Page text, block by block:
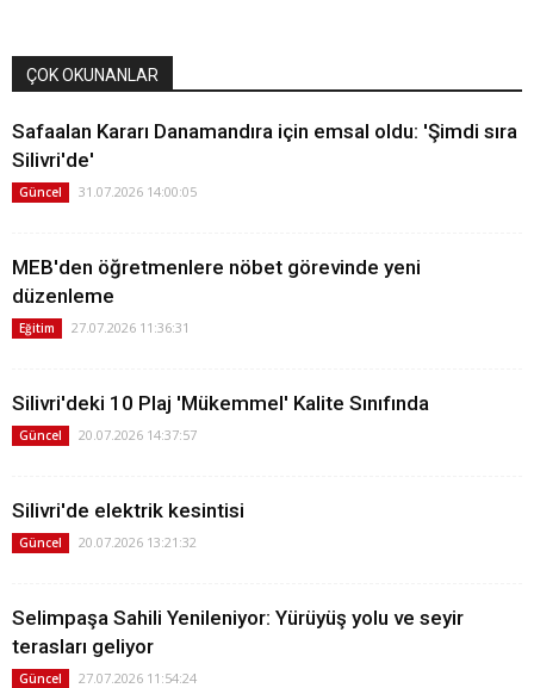
ÇOK OKUNANLAR
Safaalan Kararı Danamandıra için emsal oldu: 'Şimdi sıra
Silivri'de'
Güncel 31.07.2026 14:00:05
MEB'den öğretmenlere nöbet görevinde yeni
düzenleme
Eğitim 27.07.2026 11:36:31
Silivri'deki 10 Plaj 'Mükemmel' Kalite Sınıfında
Güncel 20.07.2026 14:37:57
Silivri'de elektrik kesintisi
Güncel 20.07.2026 13:21:32
Selimpaşa Sahili Yenileniyor: Yürüyüş yolu ve seyir
terasları geliyor
Güncel 27.07.2026 11:54:24